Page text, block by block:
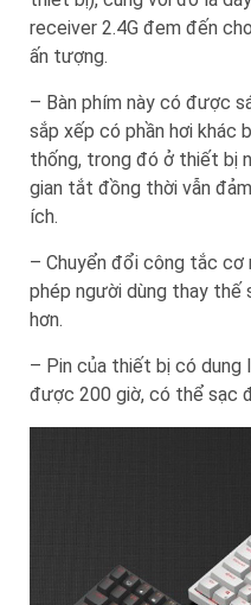
receiver 2.4G đem đến
ấn tượng.
– Bàn phím này có được
sắp xếp có phần hơi khác
thống, trong đó ở thiết bị
gian tắt đồng thời vẫn
ích.
– Chuyển đổi công tắc cơ
phép người dùng thay thế
hơn.
– Pin của thiết bị có dung
được 200 giờ, có thể sạc